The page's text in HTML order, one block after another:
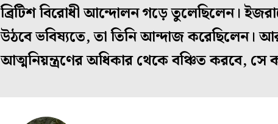
ব্রিটিশ বিরোধী আন্দোলন গড়ে তুলেছিলেন।
উঠবে ভবিষ্যতে, তা তিনি আন্দাজ করেছিলেন।
আত্মনিয়ন্ত্রণের অধিকার থেকে বঞ্চিত করবে, সে